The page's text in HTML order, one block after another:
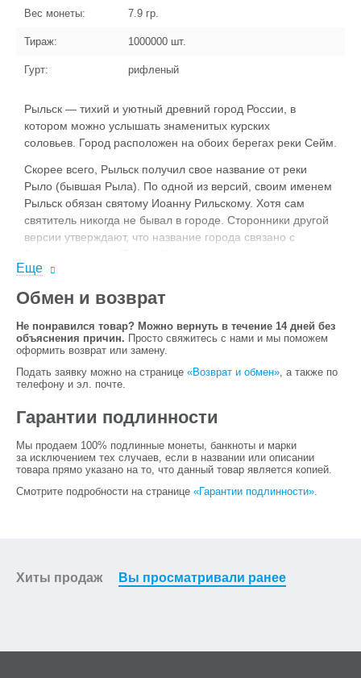
Вес монеты: 7.9 гр.
Тираж: 1000000 шт.
Гурт: рифленый
Рыльск — тихий и уютный древний город России, в
котором можно услышать знаменитых курских
соловьев. Город расположен на обоих берегах реки Сейм.
Скорее всего, Рыльск получил свое название от реки
Рыло (бывшая Рыла). По одной из версий, своим именем
Рыльск обязан святому Иоанну Рильскому. Хотя сам
святитель никогда не бывал в городе. Сторонники другой
версии утверждают, что название города связано с
плодородия), расположенным в древнем городище
10 рублей, посвященную Рыльску, в рамках серии
«Древние города России».
Еще
Обмен и возврат
Не понравился товар? Можно вернуть в течение 14 дней без
объяснения причин. Просто свяжитесь с нами и мы поможем
оформить возврат или замену.
Подать заявку можно на странице «Возврат и обмен», а также по
телефону и эл. почте.
Гарантии подлинности
Мы продаем 100% подлинные монеты, банкноты и марки
за исключением тех случаев, если в названии или описании
товара прямо указано на то, что данный товар является копией.
Смотрите подробности на странице «Гарантии подлинности».
Хиты продаж Вы просматривали ранее